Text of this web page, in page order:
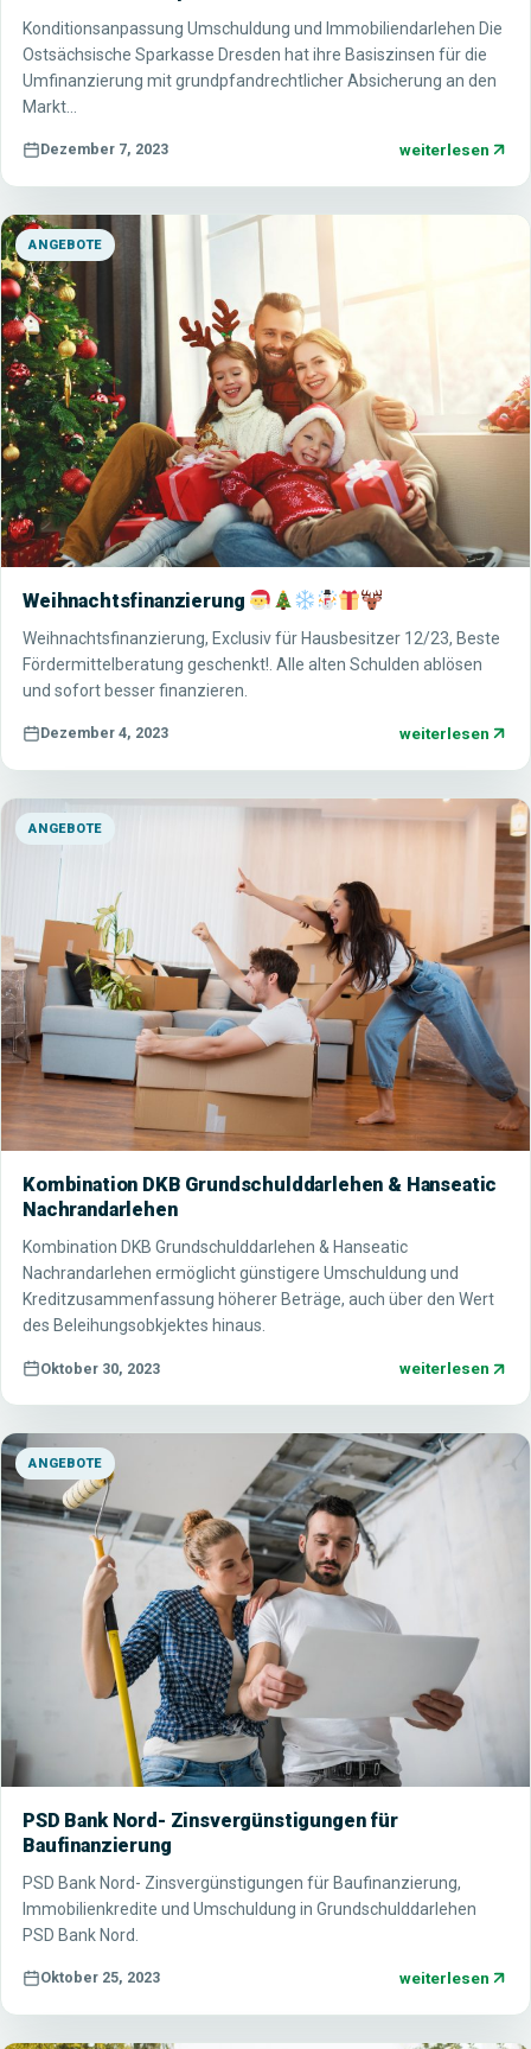
Konditionsanpassung Umschuldung und Immobiliendarlehen Die
Ostsächsische Sparkasse Dresden hat ihre Basiszinsen für die
Umfinanzierung mit grundpfandrechtlicher Absicherung an den
Markt…
Dezember 7, 2023 weiterlesen
ANGEBOTE
Weihnachtsfinanzierung
Weihnachtsfinanzierung, Exclusiv für Hausbesitzer 12/23, Beste
Fördermittelberatung geschenkt!. Alle alten Schulden ablösen
und sofort besser finanzieren.
Dezember 4, 2023 weiterlesen
ANGEBOTE
Kombination DKB Grundschulddarlehen & Hanseatic
Nachrandarlehen
Kombination DKB Grundschulddarlehen & Hanseatic
Nachrandarlehen ermöglicht günstigere Umschuldung und
Kreditzusammenfassung höherer Beträge, auch über den Wert
des Beleihungsobkjektes hinaus.
Oktober 30, 2023 weiterlesen
ANGEBOTE
PSD Bank Nord- Zinsvergünstigungen für
Baufinanzierung
PSD Bank Nord- Zinsvergünstigungen für Baufinanzierung,
Immobilienkredite und Umschuldung in Grundschulddarlehen
PSD Bank Nord.
Oktober 25, 2023 weiterlesen